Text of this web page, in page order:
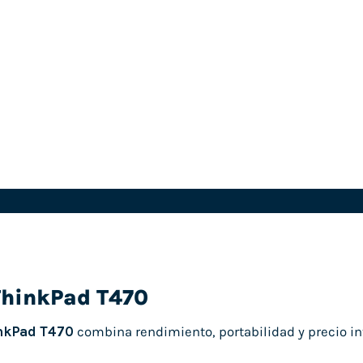
T470
T470 combina rendimiento, portabilidad y precio